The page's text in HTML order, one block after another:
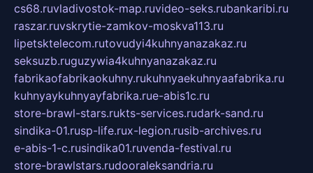
cs68.ruvladivostok-map.ruvideo-seks.rubankaribi.ru
raszar.ruvskrytie-zamkov-moskva113.ru
lipetsktelecom.rutovudyi4kuhnyanazakaz.ru
seksuzb.ruguzywia4kuhnyanazakaz.ru
fabrikaofabrikaokuhny.rukuhnyaekuhnyaafabrika.ru
kuhnyaykuhnyayfabrika.rue-abis1c.ru
store-brawl-stars.rukts-services.rudark-sand.ru
sindika-01.rusp-life.rux-legion.rusib-archives.ru
e-abis-1-c.rusindika01.ruvenda-festival.ru
store-brawlstars.rudooraleksandria.ru